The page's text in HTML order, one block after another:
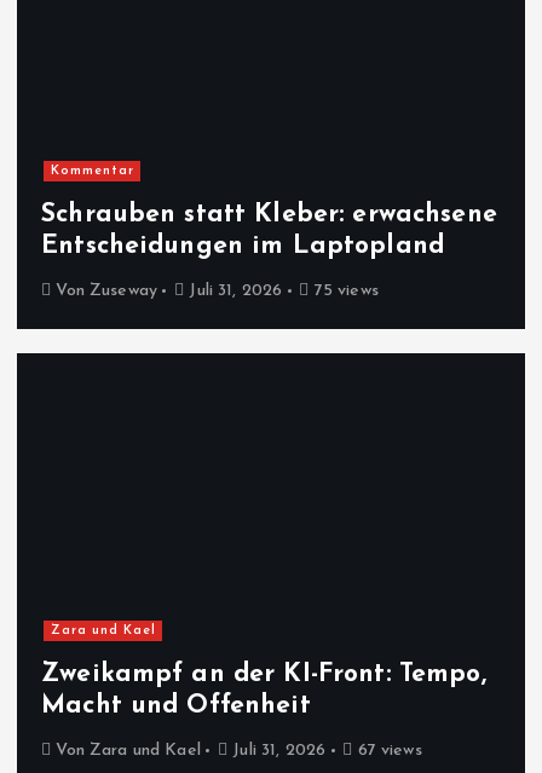
Kommentar
Schrauben statt Kleber: erwachsene
Entscheidungen im Laptopland
Von Zuseway Juli 31, 2026 75 views
Zara und Kael
Zweikampf an der KI-Front: Tempo,
Macht und Offenheit
Von Zara und Kael Juli 31, 2026 67 views